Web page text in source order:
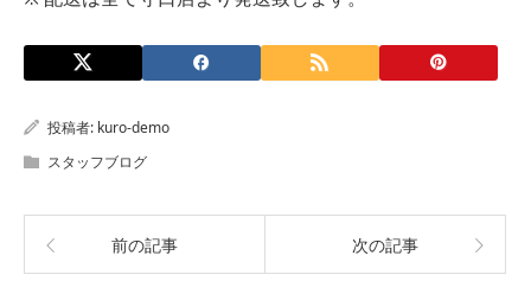
投稿者: kuro-demo
スタッフブログ
前の記事 次の記事